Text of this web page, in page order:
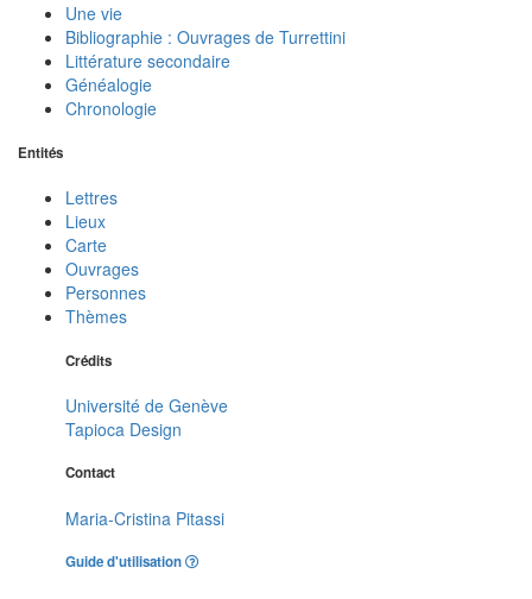
Une vie
Bibliographie : Ouvrages de Turrettini
Littérature secondaire
Généalogie
Chronologie
Entités
Lettres
Lieux
Carte
Ouvrages
Personnes
Thèmes
Crédits
Université de Genève
Tapioca Design
Contact
Maria-Cristina Pitassi
Guide d'utilisation